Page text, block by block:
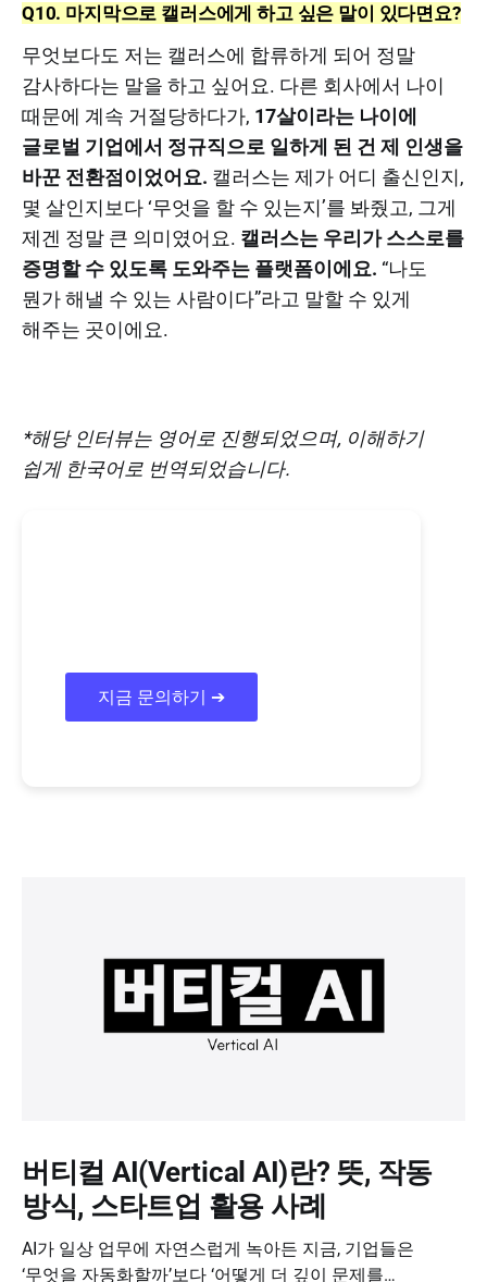
Q10. 마지막으로 캘러스에게 하고 싶은 말이 있다면요?
무엇보다도 저는 캘러스에 합류하게 되어 정말
감사하다는 말을 하고 싶어요. 다른 회사에서 나이
때문에 계속 거절당하다가, 17살이라는 나이에
글로벌 기업에서 정규직으로 일하게 된 건 제 인생을
바꾼 전환점이었어요. 캘러스는 제가 어디 출신인지,
몇 살인지보다 ‘무엇을 할 수 있는지’를 봐줬고, 그게
제겐 정말 큰 의미였어요. 캘러스는 우리가 스스로를
증명할 수 있도록 도와주는 플랫폼이에요. “나도
뭔가 해낼 수 있는 사람이다”라고 말할 수 있게
해주는 곳이에요.
*해당 인터뷰는 영어로 진행되었으며, 이해하기
쉽게 한국어로 번역되었습니다.
지금 문의하기 ➔
버티컬 AI(Vertical AI)란? 뜻, 작동
방식, 스타트업 활용 사례
AI가 일상 업무에 자연스럽게 녹아든 지금, 기업들은
‘무엇을 자동화할까’보다 ‘어떻게 더 깊이 문제를